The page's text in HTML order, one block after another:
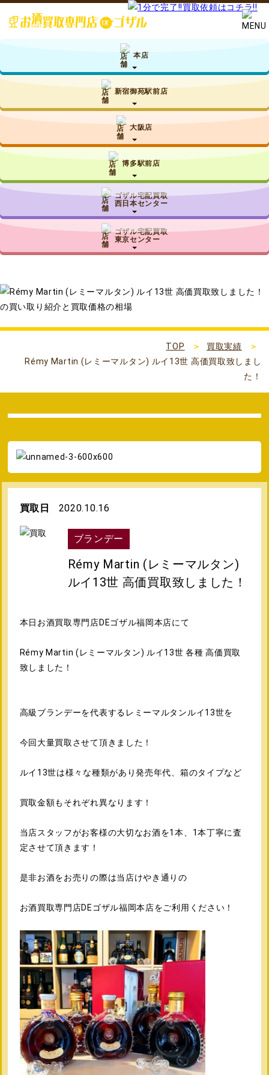
本店
新宿御苑駅前店
大阪店
博多駅前店
ゴザル宅配買取
西日本センター
ゴザル宅配買取
東京センター
TOP
買取実績
Rémy Martin (レミーマルタン) ルイ13世 高価買取致しまし
た！
買取日 2020.10.16
ブランデー
Rémy Martin (レミーマルタン)
ルイ13世 高価買取致しました！
本日お酒買取専門店DEゴザル福岡本店にて
Rémy Martin (レミーマルタン) ルイ13世 各種 高価買取
致しました！
高級ブランデーを代表するレミーマルタンルイ13世を
今回大量買取させて頂きました！
ルイ13世は様々な種類があり発売年代、箱のタイプなど
買取金額もそれぞれ異なります！
当店スタッフがお客様の大切なお酒を1本、1本丁寧に査
定させて頂きます！
是非お酒をお売りの際は当店けやき通りの
お酒買取専門店DEゴザル福岡本店をご利用ください！